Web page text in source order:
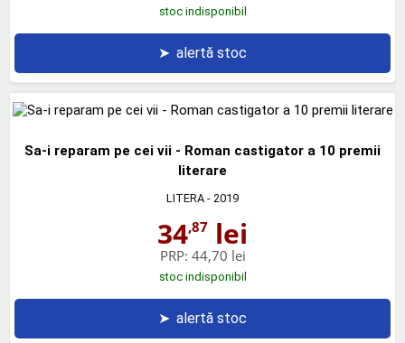
stoc indisponibil
➤ alertă stoc
Sa-i reparam pe cei vii - Roman castigator a 10 premii
literare
LITERA - 2019
34,87 lei
PRP: 44,70 lei
stoc indisponibil
➤ alertă stoc